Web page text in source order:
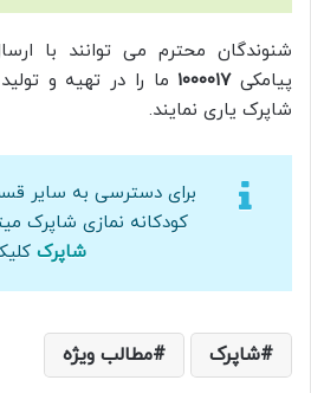
شنوندگان محترم می توانند با
پیامکی۱۰۰۰۰۱۷ ما را در تهیه و
شاپرک یاری نمایند.
برای دسترسی به سایر
کودکانه نمازی شاپرک
شاپرک
شاپرک مطالب ویژه